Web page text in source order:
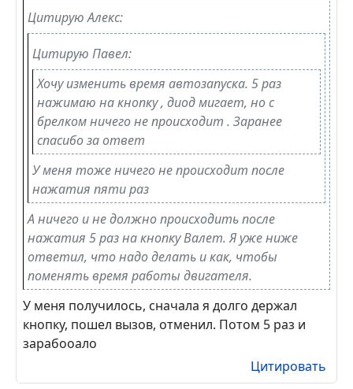
Цитирую Алекс:
Цитирую Павел:
Хочу изменить время автозапуска. 5 раз
нажимаю на кнопку , диод мигает, но с
брелком ничего не происходит . Заранее
спасибо за ответ
У меня тоже ничего не происходит после
нажатия пяти раз
А ничего и не должно происходить после
нажатия 5 раз на кнопку Валет. Я уже ниже
ответил, что надо делать и как, чтобы
поменять время работы двигателя.
У меня получилось, сначала я долго держал
кнопку, пошел вызов, отменил. Потом 5 раз и
зарабооало
Цитировать